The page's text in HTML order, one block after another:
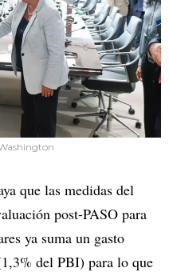
que las medidas del
post-PASO para
ya suma un gasto
del PBI) para lo que